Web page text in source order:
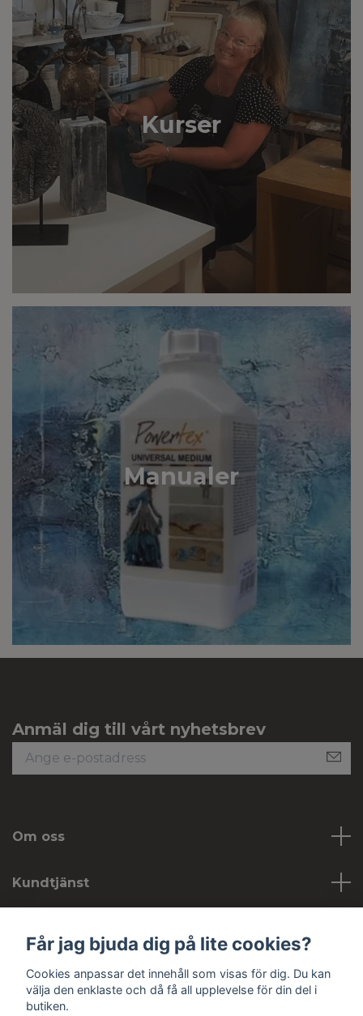
Kurser
Manualer
Anmäl dig till vårt nyhetsbrev
Om oss
Kundtjänst
Sociala medier
Får jag bjuda dig på lite cookies?
Cookies anpassar det innehåll som visas för dig. Du kan
välja den enklaste och då få all upplevelse för din del i
butiken.